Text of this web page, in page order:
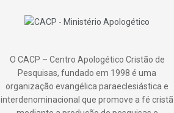
O CACP – Centro Apologético Cristão de
Pesquisas, fundado em 1998 é uma
organização evangélica paraeclesiástica e
interdenominacional que promove a fé cristã